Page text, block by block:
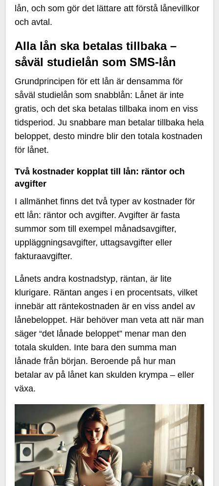
lån, och som gör det lättare att förstå lånevillkor
och avtal.
Alla lån ska betalas tillbaka –
såväl studielån som SMS-lån
Grundprincipen för ett lån är densamma för
såväl studielån som snabblån: Lånet är inte
gratis, och det ska betalas tillbaka inom en viss
tidsperiod. Ju snabbare man betalar tillbaka hela
beloppet, desto mindre blir den totala kostnaden
för lånet.
Två kostnader kopplat till lån: räntor och
avgifter
I allmänhet finns det två typer av kostnader för
ett lån: räntor och avgifter. Avgifter är fasta
summor som till exempel månadsavgifter,
uppläggningsavgifter, uttagsavgifter eller
fakturaavgifter.
Lånets andra kostnadstyp, räntan, är lite
klurigare. Räntan anges i en procentsats, vilket
innebär att räntekostnaden är en viss andel av
lånebeloppet. Här behöver man veta att när man
säger “det lånade beloppet” menar man den
totala skulden. Inte bara den summa man
lånade från början. Beroende på hur man
betalar av på lånet kan skulden krympa – eller
växa.